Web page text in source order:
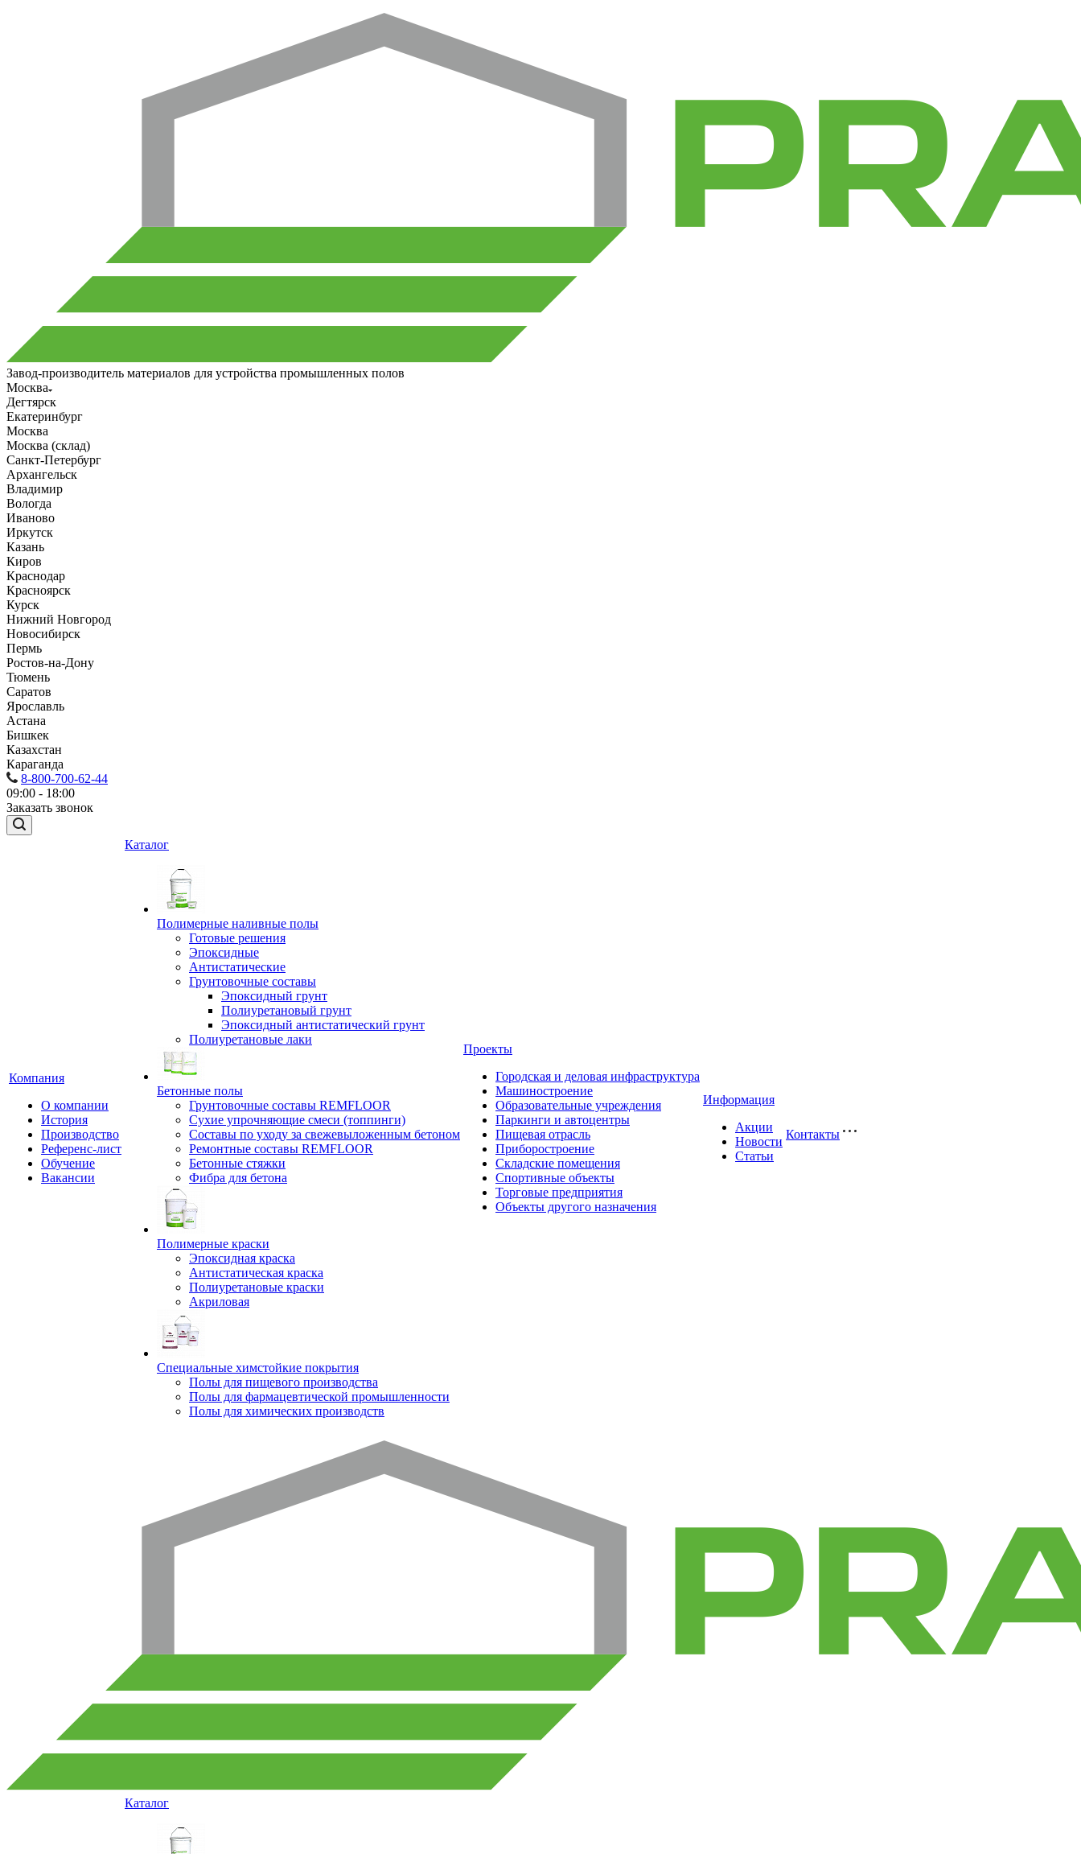
Завод-производитель материалов для устройства промышленных полов
Москва
Дегтярск
Екатеринбург
Москва
Москва (склад)
Санкт-Петербург
Архангельск
Владимир
Вологда
Иваново
Иркутск
Казань
Киров
Краснодар
Красноярск
Курск
Нижний Новгород
Новосибирск
Пермь
Ростов-на-Дону
Тюмень
Саратов
Ярославль
Астана
Бишкек
Казахстан
Караганда
8-800-700-62-44
09:00 - 18:00
Заказать звонок
Компания
О компании
История
Производство
Референс-лист
Обучение
Вакансии
Каталог
Полимерные наливные полы
Готовые решения
Эпоксидные
Антистатические
Грунтовочные составы
Эпоксидный грунт
Полиуретановый грунт
Эпоксидный антистатический грунт
Полиуретановые лаки
Бетонные полы
Грунтовочные составы REMFLOOR
Сухие упрочняющие смеси (топпинги)
Составы по уходу за свежевыложенным бетоном
Ремонтные составы REMFLOOR
Бетонные стяжки
Фибра для бетона
Полимерные краски
Эпоксидная краска
Антистатическая краска
Полиуретановые краски
Акриловая
Специальные химстойкие покрытия
Полы для пищевого производства
Полы для фармацевтической промышленности
Полы для химических производств
Проекты
Городская и деловая инфраструктура
Машиностроение
Образовательные учреждения
Паркинги и автоцентры
Пищевая отрасль
Приборостроение
Складские помещения
Спортивные объекты
Торговые предприятия
Объекты другого назначения
Информация
Акции
Новости
Статьи
Контакты
Каталог